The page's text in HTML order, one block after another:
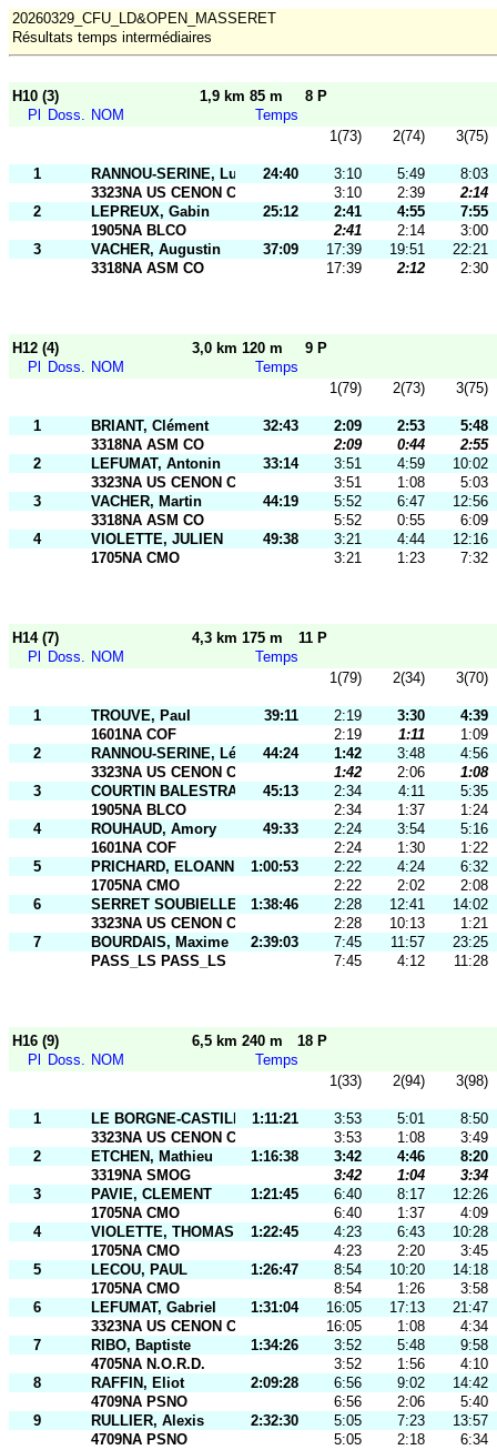
20260329_CFU_LD&OPEN_MASSERET
Résultats temps intermédiaires
H10 (3) 1,9 km 85 m
8 P
Pl
Doss. NOM
Temps
1(73)
2(74) 3(75)
1 RANNOU-SERINE, Lucien24:40 3:10 5:49
8:03
3323NA US CENON CO
3:10 2:39
2:14
2
LEPREUX, Gabin 25:12 2:41 4:55
7:55
1905NA BLCO
2:41 2:14
3:00
3
VACHER, Augustin 37:09 17:39 19:51
22:21
3318NA ASM CO
17:39 2:12 2:30
H12 (4) 3,0 km 120 m
9 P
Pl
Doss. NOM
Temps
1(79)
2(73) 3(75)
1 BRIANT, Clément 32:43 2:09 2:53
5:48
3318NA ASM CO
2:09 0:44
2:55
2
LEFUMAT, Antonin 33:14 3:51 4:59
10:02
3323NA US CENON CO
3:51 1:08
5:03
3
VACHER, Martin 44:19 5:52 6:47
12:56
3318NA ASM CO
5:52 0:55
6:09
4
VIOLETTE, JULIEN 49:38 3:21 4:44
12:16
1705NA CMO
3:21 1:23 7:32
H14 (7) 4,3 km 175 m
11 P
Pl
Doss. NOM
Temps
1(79)
2(34) 3(70)
1 TROUVE, Paul 39:11 2:19 3:30
4:39
1601NA COF
2:19 1:11
1:09
2
RANNOU-SERINE, Léon 44:24 1:42 3:48
4:56
3323NA US CENON CO
1:42 2:06
1:08
3
COURTIN BALESTRAT, Jules
45:13 2:34 4:11
5:35
1905NA BLCO
2:34 1:37
1:24
4
ROUHAUD, Amory 49:33 2:24 3:54
5:16
1601NA COF
2:24 1:30
1:22
5
PRICHARD, ELOANN 1:00:53 2:22 4:24
6:32
1705NA CMO
2:22 2:02
2:08
6
SERRET SOUBIELLE, Armand
1:38:46 2:28 12:41
14:02
3323NA US CENON CO
2:28 10:13
1:21
7
BOURDAIS, Maxime 2:39:03 7:45 11:57
23:25
PASS_LS PASS_LS
7:45 4:12 11:28
H16 (9) 6,5 km 240 m
18 P
Pl
Doss. NOM
Temps
1(33)
2(94) 3(98)
1 LE BORGNE-CASTILLO, Titouan
1:11:21 3:53 5:01
8:50
3323NA US CENON CO
3:53 1:08
3:49
2
ETCHEN, Mathieu 1:16:38 3:42 4:46
8:20
3319NA SMOG
3:42 1:04
3:34
3
PAVIE, CLEMENT 1:21:45 6:40 8:17
12:26
1705NA CMO
6:40 1:37
4:09
4
VIOLETTE, THOMAS 1:22:45 4:23 6:43
10:28
1705NA CMO
4:23 2:20
3:45
5
LECOU, PAUL 1:26:47 8:54 10:20
14:18
1705NA CMO
8:54 1:26
3:58
6
LEFUMAT, Gabriel 1:31:04 16:05 17:13
21:47
3323NA US CENON CO
16:05 1:08
4:34
7
RIBO, Baptiste 1:34:26 3:52 5:48
9:58
4705NA N.O.R.D.
3:52 1:56
4:10
8
RAFFIN, Eliot 2:09:28 6:56 9:02
14:42
4709NA PSNO
6:56 2:06
5:40
9
RULLIER, Alexis 2:32:30 5:05 7:23
13:57
4709NA PSNO
5:05 2:18 6:34